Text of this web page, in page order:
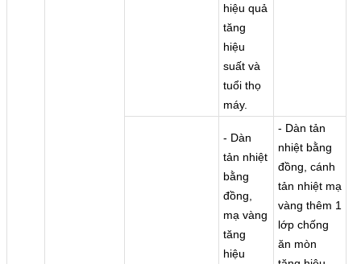
hiệu quả
tăng
hiệu
suất và
tuổi thọ
máy.
- Dàn
tản nhiệt
bằng
đồng,
mạ vàng
tăng
hiệu
- Dàn tản
nhiệt bằng
đồng, cánh
tản nhiệt mạ
vàng thêm 1
lớp chống
ăn mòn